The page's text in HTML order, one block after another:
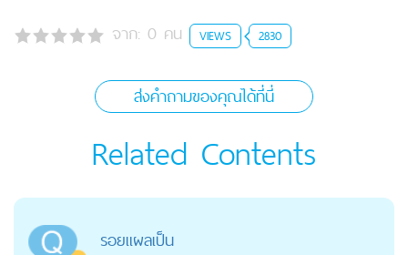
จาก: 0 คน VIEWS 2830
ส่งคำถามของคุณได้ที่นี่
Related Contents
รอยแผลเป็น